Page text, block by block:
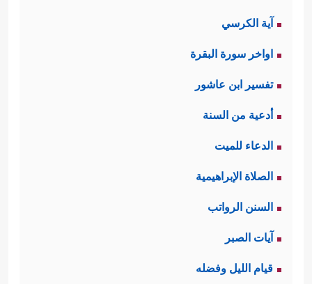
آية الكرسي
اواخر سورة البقرة
تفسير ابن عاشور
أدعية من السنة
الدعاء للميت
الصلاة الإبراهيمية
السنن الرواتب
آيات الصبر
قيام الليل وفضله